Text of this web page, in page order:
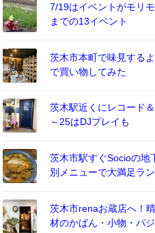
7/19はイベントがモリ
までの13イベント
茨木市本町で味見する
で買い物してみた
茨木駅近くにレコード
～25はDJプレイも
茨木市駅すぐSocioの地
別メニューで大満足ラ
茨木市renaお蔵店へ！
材のかばん・小物・パ